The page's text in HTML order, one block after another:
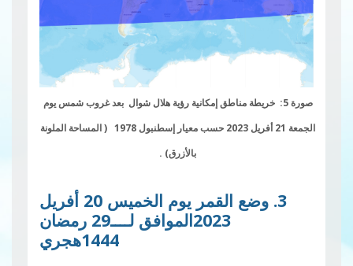
صورة 5: خريطة مناطق إمكانية رؤية هلال شوال بعد غروب شمس يوم
الجمعة 21 أفريل 2023 حسب م
عيار إسطنبول 1978
( المساحة الملونة
بالأزرق) .
3. وضع القمر يوم الخميس 20 أفريل
2023الموافق لــــ29 رمضان
1444هجري